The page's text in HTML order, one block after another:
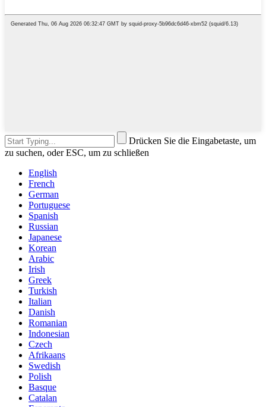
Drücken Sie die Eingabetaste, um
zu suchen, oder ESC, um zu schließen
English
French
German
Portuguese
Spanish
Russian
Japanese
Korean
Arabic
Irish
Greek
Turkish
Italian
Danish
Romanian
Indonesian
Czech
Afrikaans
Swedish
Polish
Basque
Catalan